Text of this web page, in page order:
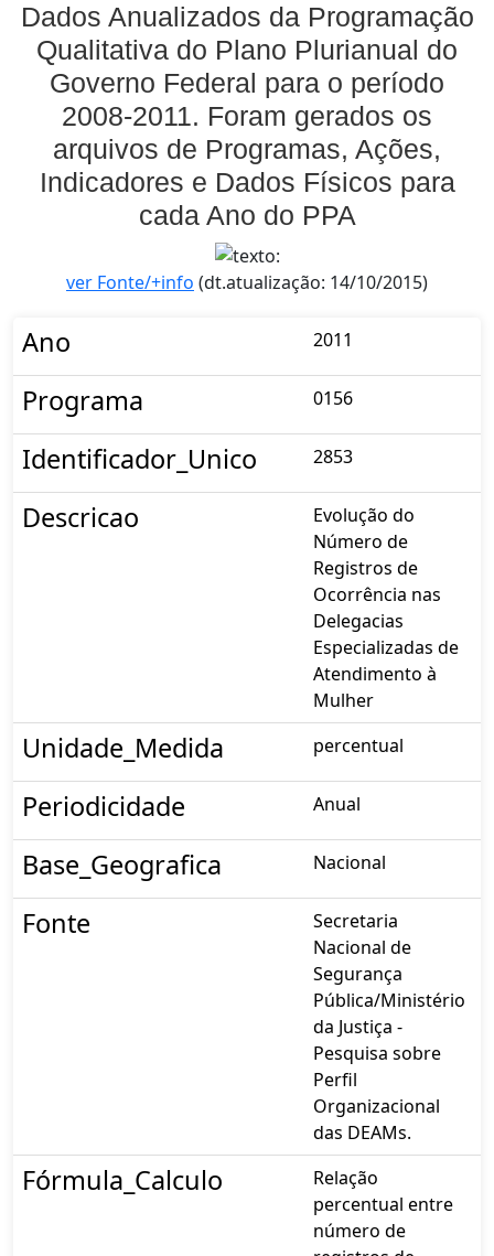
Dados Anualizados da Programação
Qualitativa do Plano Plurianual do
Governo Federal para o período
2008-2011. Foram gerados os
arquivos de Programas, Ações,
Indicadores e Dados Físicos para
cada Ano do PPA
ver Fonte/+info (dt.atualização: 14/10/2015)
Ano 2011
Programa 0156
Identificador_Unico 2853
Descricao
Evolução do
Número de
Registros de
Ocorrência nas
Delegacias
Especializadas de
Atendimento à
Mulher
Unidade_Medida percentual
Periodicidade Anual
Base_Geografica Nacional
Fonte
Secretaria
Nacional de
Segurança
Pública/Ministério
da Justiça -
Pesquisa sobre
Perfil
Organizacional
das DEAMs.
Fórmula_Calculo
Relação
percentual entre
número de